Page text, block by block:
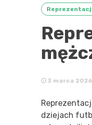
3 marca 2026
dziejach